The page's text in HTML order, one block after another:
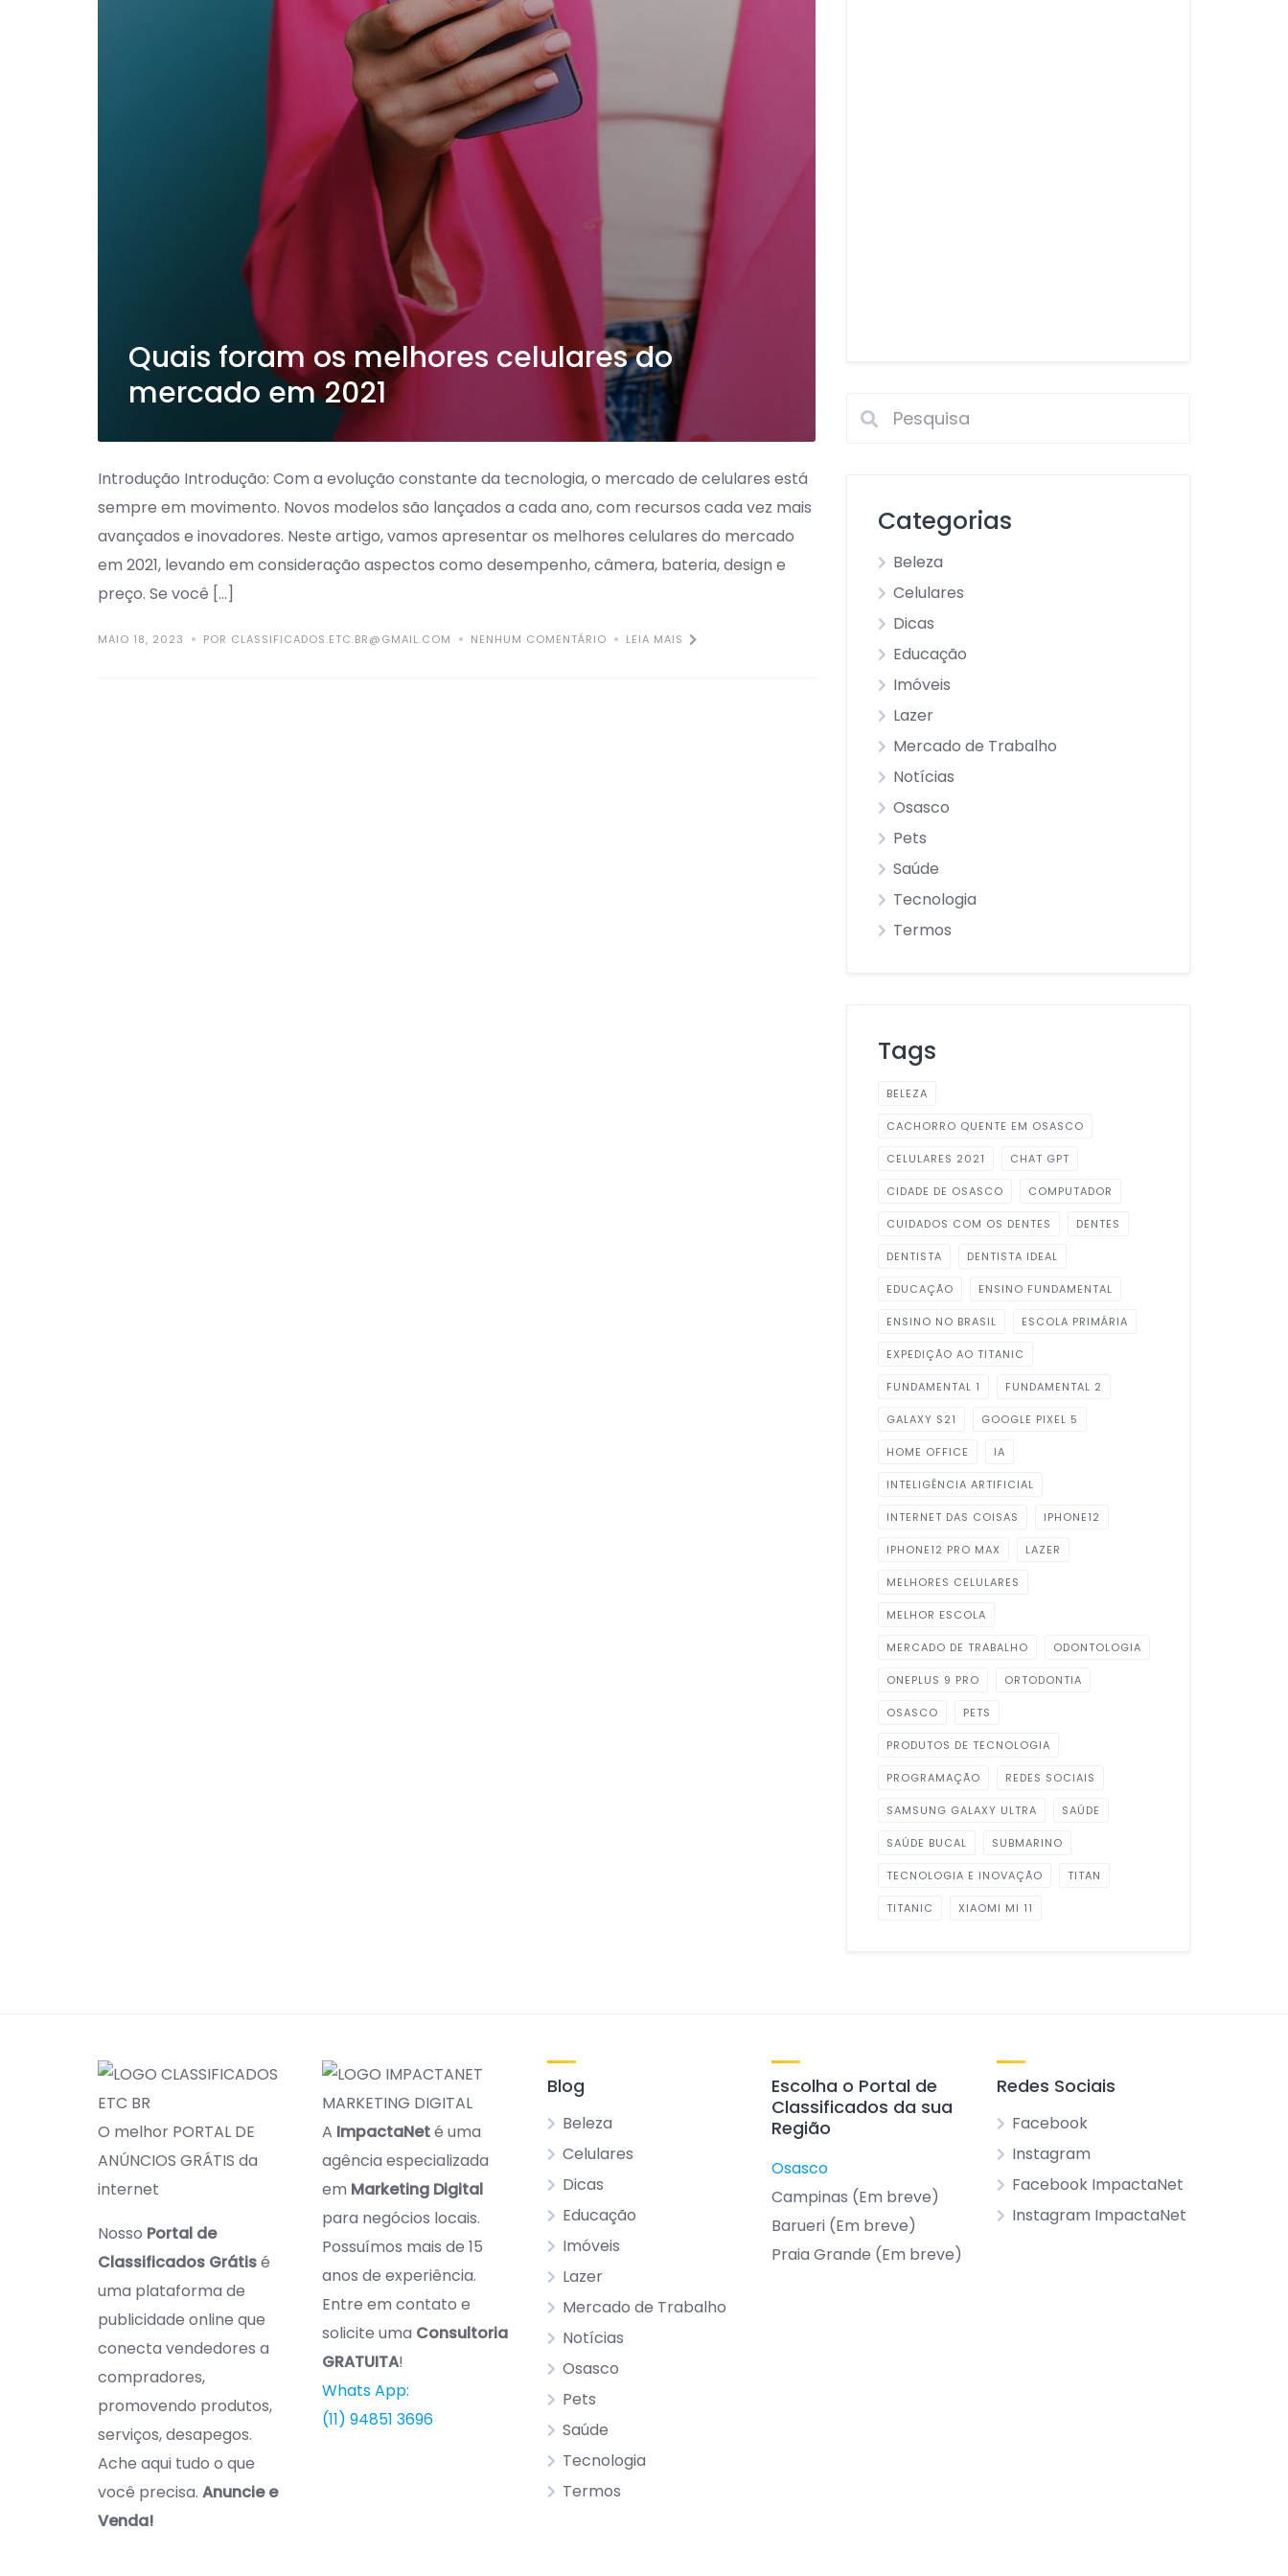
Quais foram os melhores celulares do
mercado em 2021
Introdução Introdução: Com a evolução constante da tecnologia, o mercado de celulares está
sempre em movimento. Novos modelos são lançados a cada ano, com recursos cada vez mais
avançados e inovadores. Neste artigo, vamos apresentar os melhores celulares do mercado
em 2021, levando em consideração aspectos como desempenho, câmera, bateria, design e
preço. Se você […]
MAIO 18, 2023 POR CLASSIFICADOS.ETC.BR@GMAIL.COM NENHUM COMENTÁRIO LEIA MAIS
Categorias
Beleza
Celulares
Dicas
Educação
Imóveis
Lazer
Mercado de Trabalho
Notícias
Osasco
Pets
Saúde
Tecnologia
Termos
Tags
BELEZA
CACHORRO QUENTE EM OSASCO
CELULARES 2021 CHAT GPT
CIDADE DE OSASCO COMPUTADOR
CUIDADOS COM OS DENTES DENTES
DENTISTA DENTISTA IDEAL
EDUCAÇÃO ENSINO FUNDAMENTAL
ENSINO NO BRASIL ESCOLA PRIMÁRIA
EXPEDIÇÃO AO TITANIC
FUNDAMENTAL 1 FUNDAMENTAL 2
GALAXY S21 GOOGLE PIXEL 5
HOME OFFICE IA
INTELIGÊNCIA ARTIFICIAL
INTERNET DAS COISAS IPHONE12
IPHONE12 PRO MAX LAZER
MELHORES CELULARES
MELHOR ESCOLA
MERCADO DE TRABALHO ODONTOLOGIA
ONEPLUS 9 PRO ORTODONTIA
OSASCO PETS
PRODUTOS DE TECNOLOGIA
PROGRAMAÇÃO REDES SOCIAIS
SAMSUNG GALAXY ULTRA SAÚDE
SAÚDE BUCAL SUBMARINO
TECNOLOGIA E INOVAÇÃO TITAN
TITANIC XIAOMI MI 11
O melhor PORTAL DE
ANÚNCIOS GRÁTIS da
internet
Nosso Portal de
Classificados Grátisé
uma plataforma de
publicidade online que
conecta vendedores a
compradores,
promovendo produtos,
serviços, desapegos.
Ache aqui tudo o que
você precisa. Anuncie e
Venda!
A ImpactaNeté uma
agência especializada
em Marketing Digital
para negócios locais.
Possuímos mais de 15
anos de experiência.
Entre em contato e
solicite uma Consultoria
GRATUITA!
Whats App:
(11) 94851 3696
Blog
Beleza
Celulares
Dicas
Educação
Imóveis
Lazer
Mercado de Trabalho
Notícias
Osasco
Pets
Saúde
Tecnologia
Termos
Escolha o Portal de
Classificados da sua
Região
Osasco
Campinas (Em breve)
Barueri (Em breve)
Praia Grande (Em breve)
Redes Sociais
Facebook
Instagram
Facebook ImpactaNet
Instagram ImpactaNet